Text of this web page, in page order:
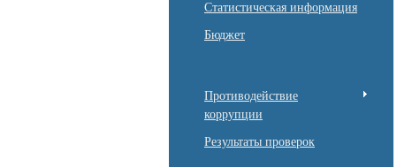
Статистическая информация
Бюджет
Противодействие
коррупции
Результаты проверок